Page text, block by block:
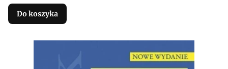
Do koszyka